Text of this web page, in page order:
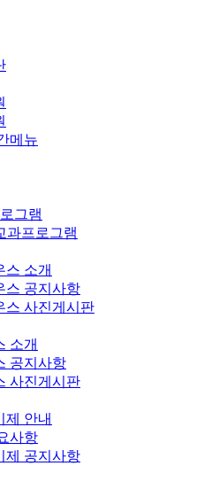
메뉴
그램
과프로그램
스 소개
스 공지사항
스 사진게시판
소개
공지사항
사진게시판
제 안내
사항
제 공지사항